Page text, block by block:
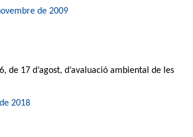
de 2009
17 d’agost, d’avaluació ambiental de les
2018